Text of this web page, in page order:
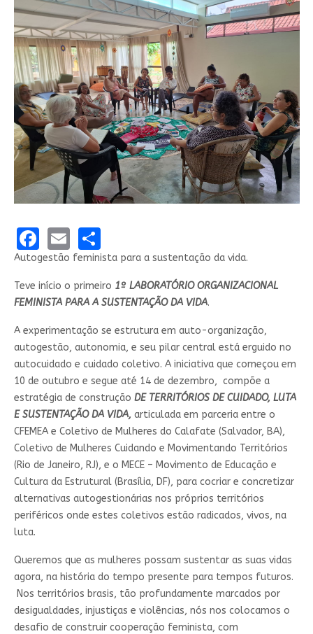
Facebook
EmailShare
Autogestão feminista para a sustentação da vida.
Teve início o primeiro 1º LABORATÓRIO ORGANIZACIONAL
FEMINISTA PARA A SUSTENTAÇÃO DA VIDA.
A experimentação se estrutura em auto-organização,
autogestão, autonomia, e seu pilar central está erguido no
autocuidado e cuidado coletivo. A iniciativa que começou em
10 de outubro e segue até 14 de dezembro, compõe a
estratégia de construção DE TERRITÓRIOS DE CUIDADO, LUTA
E SUSTENTAÇÃO DA VIDA, articulada em parceria entre o
CFEMEA e Coletivo de Mulheres do Calafate (Salvador, BA),
Coletivo de Mulheres Cuidando e Movimentando Territórios
(Rio de Janeiro, RJ), e o MECE – Movimento de Educação e
Cultura da Estrutural (Brasília, DF), para cocriar e concretizar
alternativas autogestionárias nos próprios territórios
periféricos onde estes coletivos estão radicados, vivos, na
luta.
Queremos que as mulheres possam sustentar as suas vidas
agora, na história do tempo presente para tempos futuros.
Nos territórios brasis, tão profundamente marcados por
desigualdades, injustiças e violências, nós nos colocamos o
desafio de construir cooperação feminista, com